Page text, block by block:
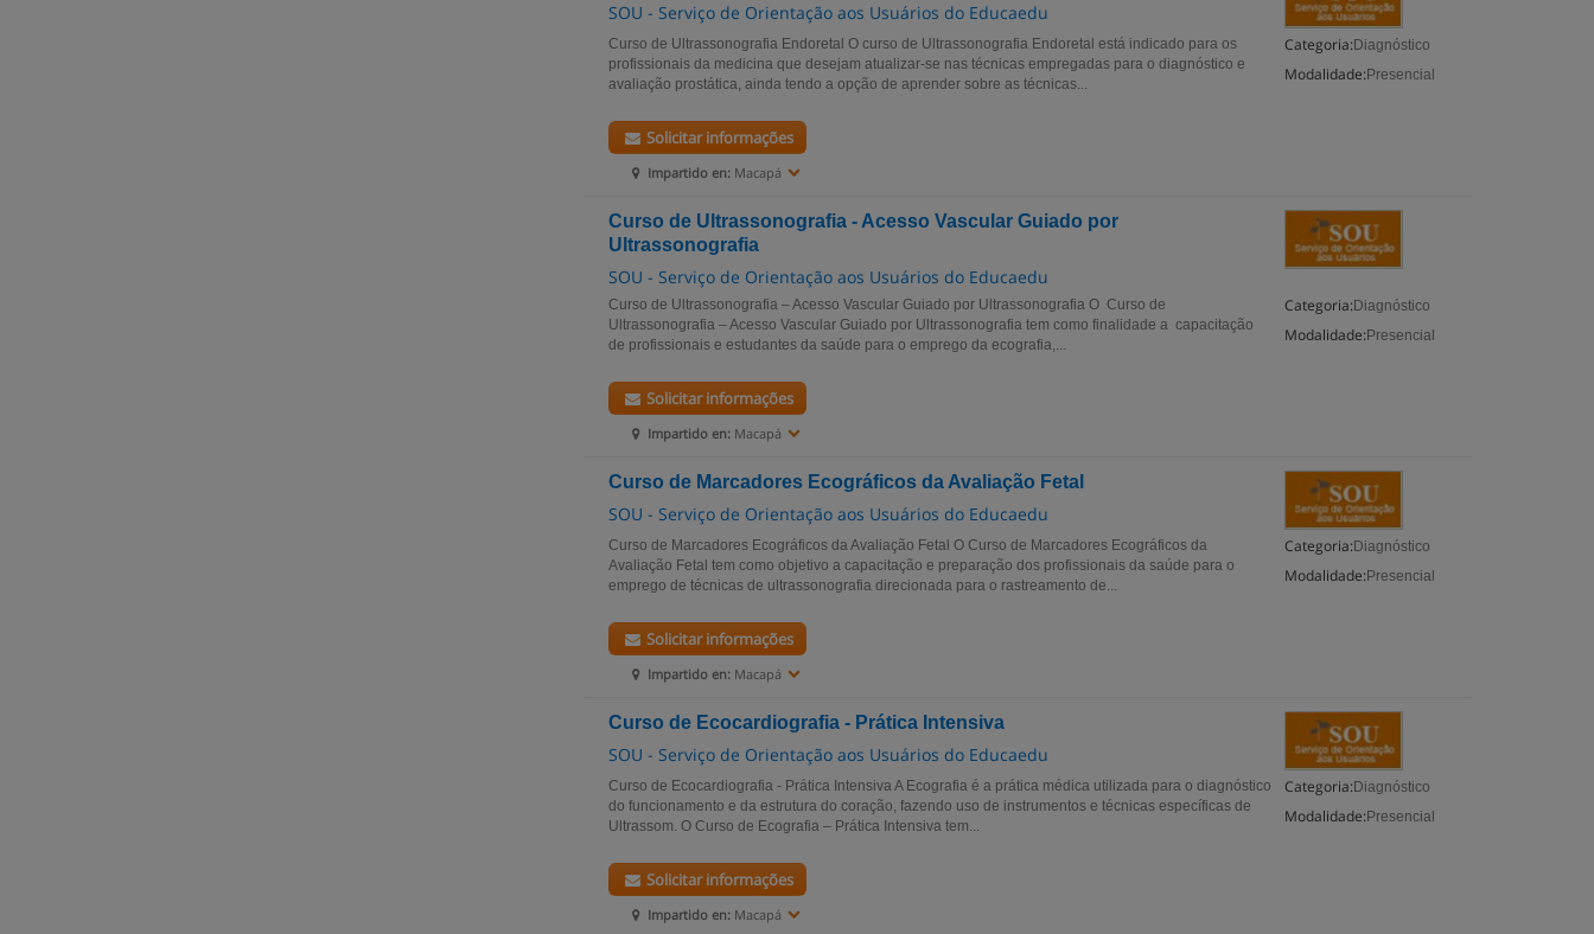
SOU - Serviço de Orientação aos Usuários do Educaedu
Categoria: Diagnóstico
Modalidade: Presencial
Curso de Ultrassonografia Endoretal O curso de Ultrassonografia Endoretal está indicado para os
profissionais da medicina que desejam atualizar-se nas técnicas empregadas para o diagnóstico e
avaliação prostática, ainda tendo a opção de aprender sobre as técnicas...
Impartido en: Macapá
Solicitar informações
Curso de Ultrassonografia - Acesso Vascular Guiado por
Ultrassonografia
SOU - Serviço de Orientação aos Usuários do Educaedu
Categoria: Diagnóstico
Modalidade: Presencial
Curso de Ultrassonografia – Acesso Vascular Guiado por Ultrassonografia O Curso de
Ultrassonografia – Acesso Vascular Guiado por Ultrassonografia tem como finalidade a capacitação
de profissionais e estudantes da saúde para o emprego da ecografia,...
Impartido en: Macapá
Solicitar informações
Curso de Marcadores Ecográficos da Avaliação Fetal
SOU - Serviço de Orientação aos Usuários do Educaedu
Categoria: Diagnóstico
Modalidade: Presencial
Curso de Marcadores Ecográficos da Avaliação Fetal O Curso de Marcadores Ecográficos da
Avaliação Fetal tem como objetivo a capacitação e preparação dos profissionais da saúde para o
emprego de técnicas de ultrassonografia direcionada para o rastreamento de...
Impartido en: Macapá
Solicitar informações
Curso de Ecocardiografia - Prática Intensiva
SOU - Serviço de Orientação aos Usuários do Educaedu
Categoria: Diagnóstico
Modalidade: Presencial
Curso de Ecocardiografia - Prática Intensiva A Ecografia é a prática médica utilizada para o diagnóstico
do funcionamento e da estrutura do coração, fazendo uso de instrumentos e técnicas específicas de
Ultrassom. O Curso de Ecografia – Prática Intensiva tem...
Impartido en: Macapá
Solicitar informações